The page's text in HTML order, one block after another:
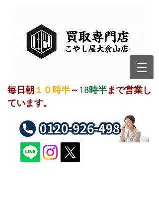
毎日朝 １０時半～ 18時半まで営業し
ています。